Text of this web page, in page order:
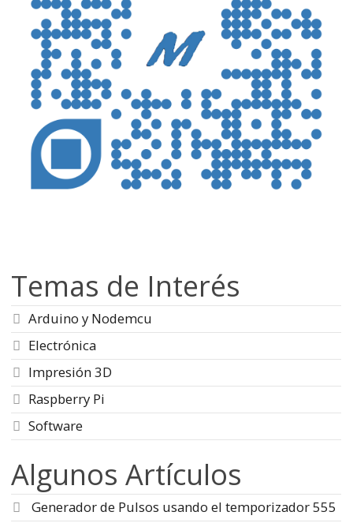
Temas de Interés
Arduino y Nodemcu
Electrónica
Impresión 3D
Raspberry Pi
Software
Algunos Artículos
Generador de Pulsos usando el temporizador 555